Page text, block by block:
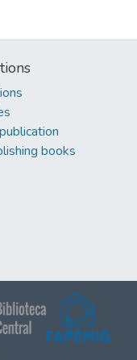
books